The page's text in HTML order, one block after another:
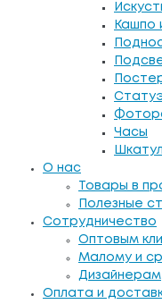
Кашпо
Часы
О нас
Товары в
Полезные
Сотрудничество
Оптовым
Малому и
Дизайнерам
Оплата и